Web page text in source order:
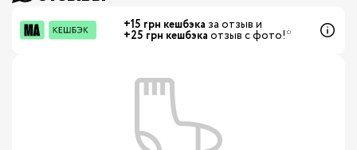
+15 грн кешбэка за отзыв и
+25 грн кешбэка отзыв с фото!*